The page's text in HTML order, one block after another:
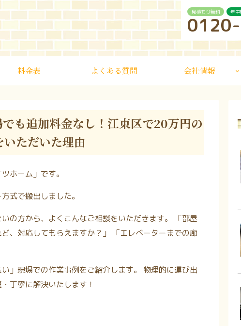
見積もり無料 年
料金表 よくある質問 会社情報
でも追加料金なし！江東区で20万円の
いただいた理由
ホーム」です。
式で搬出しました。
の方から、よくこんなご相談をいただきます。 「部屋
、対応してもらえますか？」 「エレベーターまでの廊
」現場での作業事例をご紹介します。 物理的に運び出
丁寧に解決いたします！